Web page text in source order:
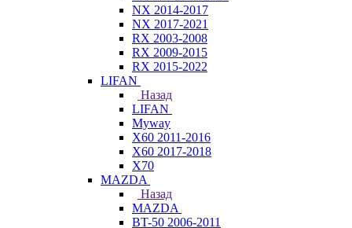
NX 2014-2017
NX 2017-2021
RX 2003-2008
RX 2009-2015
RX 2015-2022
LIFAN
Назад
LIFAN
Myway
X60 2011-2016
X60 2017-2018
X70
MAZDA
Назад
MAZDA
BT-50 2006-2011